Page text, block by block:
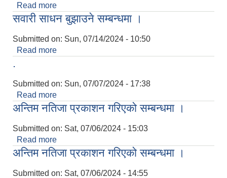
Read more
सूचना ।
सवारी साधन बुझाउने सम्बन्धमा ।
Submitted on: Sun, 07/14/2024 - 10:50
Read more
.
Submitted on: Sun, 07/07/2024 - 17:38
Read more
अन्तिम नतिजा प्रकाशन गरिएको सम्बन्धमा ।
Submitted on: Sat, 07/06/2024 - 15:03
Read more
अन्तिम नतिजा प्रकाशन गरिएको सम्बन्धमा ।
Submitted on: Sat, 07/06/2024 - 14:55